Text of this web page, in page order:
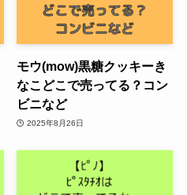
モウ(mow)黒糖クッキーき
なこどこで売ってる？コン
ビニなど
2025年8月26日